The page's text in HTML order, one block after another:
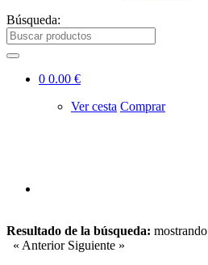
Búsqueda:
0 0.00 €
Ver cesta Comprar
Resultado de la búsqueda: mostrando
« Anterior Siguiente »